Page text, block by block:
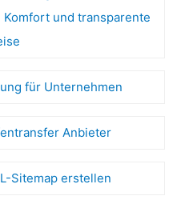
und transparente
für Unternehmen
Anbieter
Sitemap erstellen